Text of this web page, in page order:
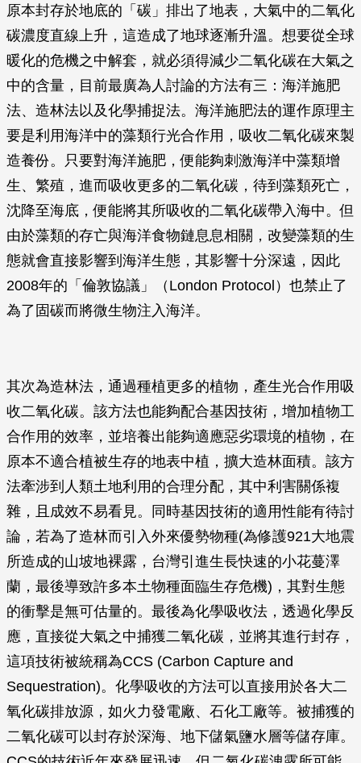
原本封存於地底的「碳」排出了地表，大氣中的二氧化
碳濃度直線上升，這造成了地球逐漸升溫。想要從全球
暖化的危機之中解套，就必須得減少二氧化碳在大氣之
中的含量，目前最廣為人討論的方法有三：海洋施肥
法、造林法以及化學捕捉法。海洋施肥法的運作原理主
要是利用海洋中的藻類行光合作用，吸收二氧化碳來製
造養份。只要對海洋施肥，便能夠刺激海洋中藻類增
生、繁殖，進而吸收更多的二氧化碳，待到藻類死亡，
沈降至海底，便能將其所吸收的二氧化碳帶入海中。但
由於藻類的存亡與海洋食物鏈息息相關，改變藻類的生
態就會直接影響到海洋生態，其影響十分深遠，因此
2008年的「倫敦協議」（London Protocol）也禁止了
為了固碳而將微生物注入海洋。
其次為造林法，通過種植更多的植物，產生光合作用吸
收二氧化碳。該方法也能夠配合基因技術，增加植物工
合作用的效率，並培養出能夠適應惡劣環境的植物，在
原本不適合植被生存的地表中植，擴大造林面積。該方
法牽涉到人類土地利用的合理分配，其中利害關係複
雜，且成效不易看見。同時基因技術的適用性能有待討
論，若為了造林而引入外來優勢物種(為修護921大地震
所造成的山坡地裸露，台灣引進生長快速的小花蔓澤
蘭，最後導致許多本土物種面臨生存危機)，其對生態
的衝擊是無可估量的。最後為化學吸收法，透過化學反
應，直接從大氣之中捕獲二氧化碳，並將其進行封存，
這項技術被統稱為CCS (Carbon Capture and
Sequestration)。化學吸收的方法可以直接用於各大二
氧化碳排放源，如火力發電廠、石化工廠等。被捕獲的
二氧化碳可以封存於深海、地下儲氣鹽水層等儲存庫。